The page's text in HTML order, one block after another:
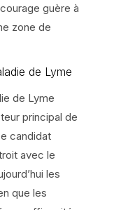
guère à
zone de
de Lyme
de Lyme
principal de
candidat
avec le
les
que les